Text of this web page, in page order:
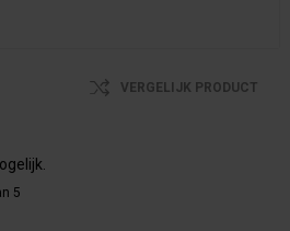
VERGELIJK PRODUCT
5